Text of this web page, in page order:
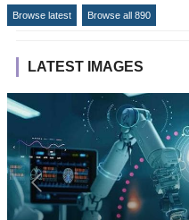
Browse latest Browse all 890
LATEST IMAGES